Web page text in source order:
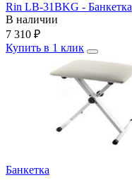
Rin LB-31BKG - Банкетка
В наличии
7 310 ₽
Купить в 1 клик
Банкетка